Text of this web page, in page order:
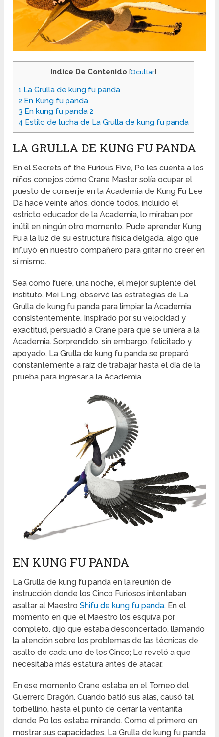
Indice De Contenido [Ocultar]
1 La Grulla de kung fu panda
2 En Kung fu panda
3 En kung fu panda 2
4 Estilo de lucha de La Grulla de kung fu panda
LA GRULLA DE KUNG FU PANDA
En el Secrets of the Furious Five, Po les cuenta a los
niños conejos cómo Crane Master solía ocupar el
puesto de conserje en la Academia de Kung Fu Lee
Da hace veinte años, donde todos, incluido el
estricto educador de la Academia, lo miraban por
inútil en ningún otro momento. Pude aprender Kung
Fu a la luz de su estructura física delgada, algo que
influyó en nuestro compañero para gritar no creer en
sí mismo.
Sea como fuere, una noche, el mejor suplente del
instituto, Mei Ling, observó las estrategias de La
Grulla de kung fu panda para limpiar la Academia
consistentemente. Inspirado por su velocidad y
exactitud, persuadió a Crane para que se uniera a la
Academia. Sorprendido, sin embargo, felicitado y
apoyado, La Grulla de kung fu panda se preparó
constantemente a raíz de trabajar hasta el día de la
prueba para ingresar a la Academia.
EN KUNG FU PANDA
La Grulla de kung fu panda en la reunión de
instrucción donde los Cinco Furiosos intentaban
asaltar al MaestroShifu de kung fu panda. En el
momento en que el Maestro los esquiva por
completo, dijo que estaba desconcertado, llamando
la atención sobre los problemas de las técnicas de
asalto de cada uno de los Cinco; Le reveló a que
necesitaba más estatura antes de atacar.
En ese momento Crane estaba en el Torneo del
Guerrero Dragón. Cuando batió sus alas, causó tal
torbellino, hasta el punto de cerrar la ventanita
donde Po los estaba mirando. Como el primero en
mostrar sus capacidades, La Grulla de kung fu panda